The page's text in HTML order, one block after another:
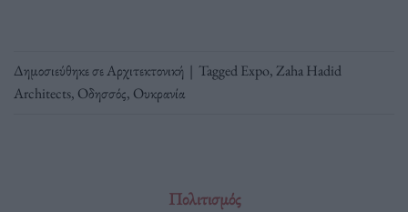
Δημοσιεύθηκε σεΑρχιτεκτονική | TaggedExpo,Zaha Hadid
Architects, Οδησσός, Ουκρανία
Πολιτισμός